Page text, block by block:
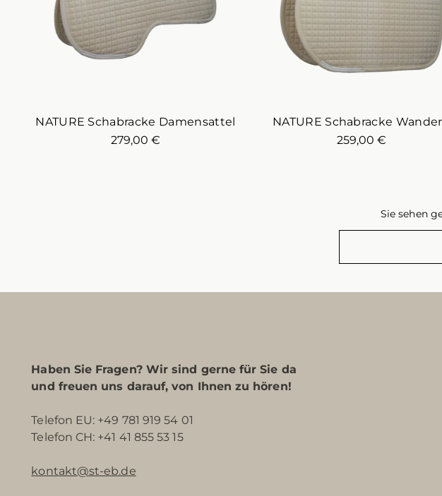
NATURE Schabracke Damensattel
279,00 €
NATURE Schabracke
259,00 €
Sie sehen
Haben Sie Fragen? Wir sind gerne für Sie da
und freuen uns darauf, von Ihnen zu hören!
Telefon EU: +49 781 919 54 01
Telefon CH: +41 41 855 53 15
kontakt@st-eb.de